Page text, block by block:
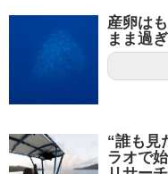
産卵は
まま過
“誰も見
ラオで